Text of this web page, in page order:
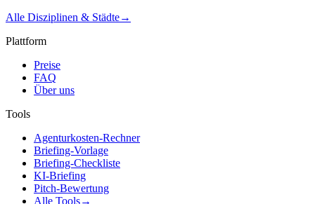
Alle Disziplinen & Städte→
Plattform
Preise
FAQ
Über uns
Tools
Agenturkosten-Rechner
Briefing-Vorlage
Briefing-Checkliste
KI-Briefing
Pitch-Bewertung
Alle Tools→